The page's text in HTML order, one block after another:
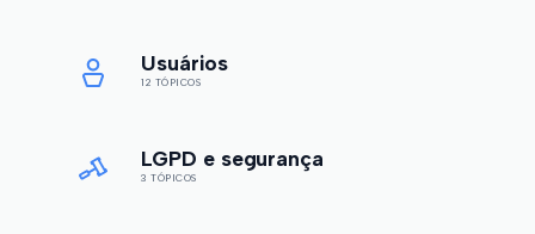
Usuários
12 TÓPICOS
LGPD e segurança
3 TÓPICOS